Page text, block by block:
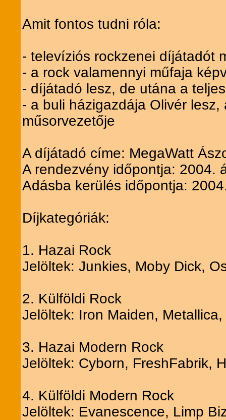
Amit fontos tudni róla:
- televíziós rockzenei díjátadót
- a rock valamennyi műfaja
- díjátadó lesz, de utána a
- a buli házigazdája Olivér
műsorvezetője
A díjátadó címe: MegaWatt
A rendezvény időpontja: 2004.
Adásba kerülés időpontja:
Díjkategóriák:
1. Hazai Rock
Jelöltek: Junkies, Moby Dick,
2. Külföldi Rock
Jelöltek: Iron Maiden,
3. Hazai Modern Rock
Jelöltek: Cyborn, FreshFabrik,
4. Külföldi Modern Rock
Jelöltek: Evanescence, Limp